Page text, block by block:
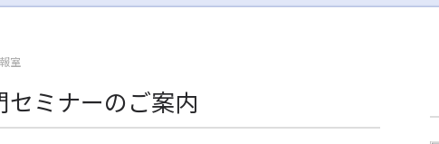
室
ミナーのご案内